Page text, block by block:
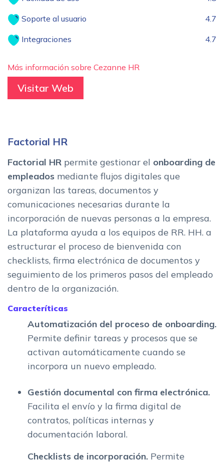
Soporte al usuario 4.7
Integraciones 4.7
Más información sobre Cezanne HR
Visitar Web
Factorial HR
Factorial HR permite gestionar el onboarding de
empleados mediante flujos digitales que
organizan las tareas, documentos y
comunicaciones necesarias durante la
incorporación de nuevas personas a la empresa.
La plataforma ayuda a los equipos de RR. HH. a
estructurar el proceso de bienvenida con
checklists, firma electrónica de documentos y
seguimiento de los primeros pasos del empleado
dentro de la organización.
Caracteríticas
Automatización del proceso de onboarding.
Permite definir tareas y procesos que se
activan automáticamente cuando se
incorpora un nuevo empleado.
Gestión documental con firma electrónica.
Facilita el envío y la firma digital de
contratos, políticas internas y
documentación laboral.
Checklists de incorporación. Permite